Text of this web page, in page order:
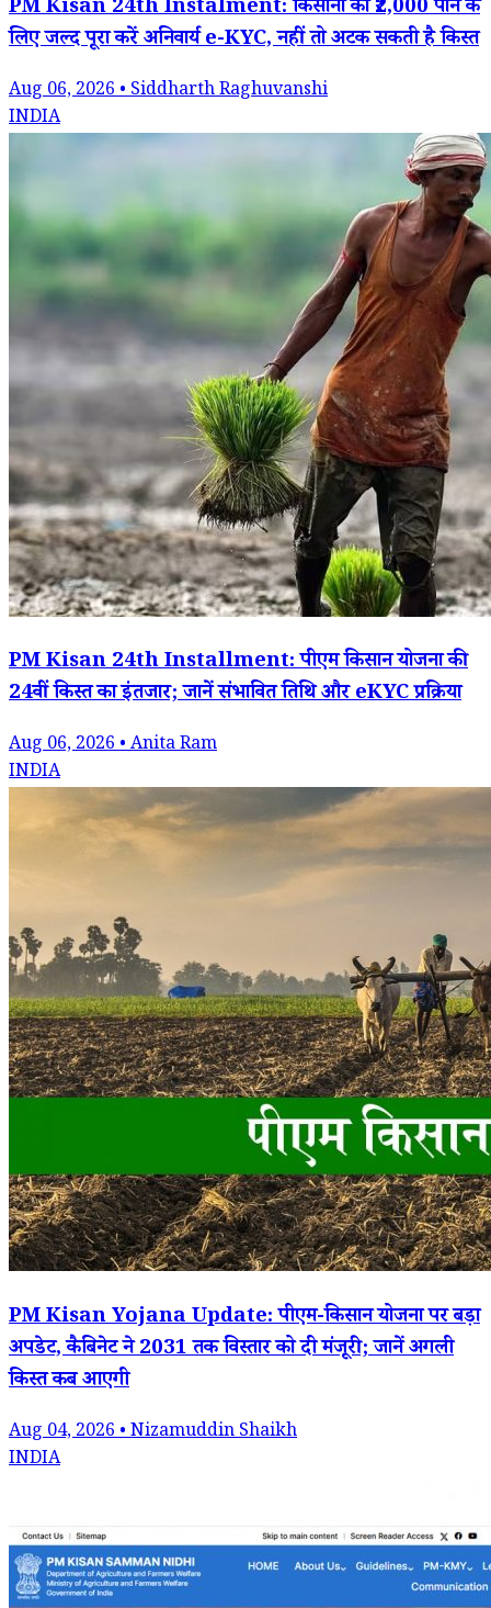
PM Kisan 24th Instalment: किसानों को ₹2,000 पाने के
लिए जल्द पूरा करें अनिवार्य e-KYC, नहीं तो अटक सकती है किस्त
Aug 06, 2026 • Siddharth Raghuvanshi
INDIA
PM Kisan 24th Installment: पीएम किसान योजना की
24वीं किस्त का इंतजार; जानें संभावित तिथि और eKYC प्रक्रिया
Aug 06, 2026 • Anita Ram
INDIA
PM Kisan Yojana Update: पीएम-किसान योजना पर बड़ा
अपडेट, कैबिनेट ने 2031 तक विस्तार को दी मंजूरी; जानें अगली
किस्त कब आएगी
Aug 04, 2026 • Nizamuddin Shaikh
INDIA